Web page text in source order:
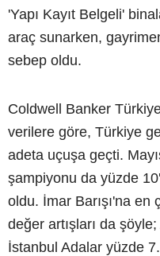
'Yapı Kayıt Belgeli'
araç sunarken,
sebep oldu.
Coldwell Banker
verilere göre, Türkiye
adeta uçuşa geçti.
şampiyonu da yüzde
oldu. İmar Barışı'na
değer artışları da
İstanbul Adalar yüzde